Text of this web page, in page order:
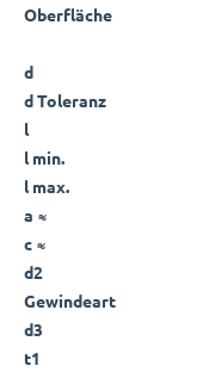
Oberfläche
d
d Toleranz
l
l min.
l max.
a ≈
c ≈
d2
Gewindeart
d3
t1